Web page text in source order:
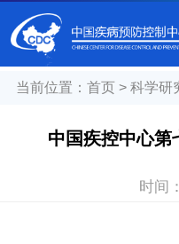
当前位置： 首页> 科学研
中国疾控中心第
时间：